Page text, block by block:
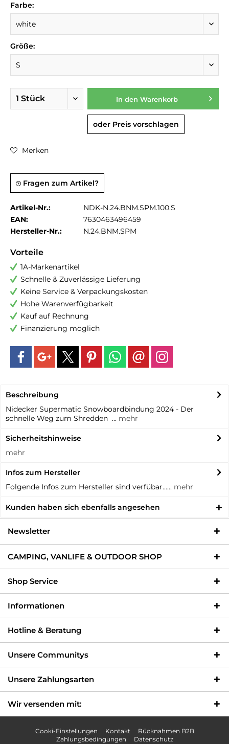
Farbe:
Größe:
In den Warenkorb
oder Preis vorschlagen
Merken
Fragen zum Artikel?
Artikel-Nr.:
NDK-N.24.BNM.SPM.100.S
EAN:
7630463496459
Hersteller-Nr.:
N.24.BNM.SPM
Vorteile
1A-Markenartikel
Schnelle & Zuverlässige Lieferung
Keine Service & Verpackungskosten
Hohe Warenverfügbarkeit
Kauf auf Rechnung
Finanzierung möglich
Beschreibung
Nidecker Supermatic Snowboardbindung 2024 - Der
schnelle Weg zum Shredden ... mehr
Sicherheitshinweise
mehr
Infos zum Hersteller
Folgende Infos zum Hersteller sind verfübar...... mehr
Kunden haben sich ebenfalls angesehen
Newsletter
CAMPING, VANLIFE & OUTDOOR SHOP
Shop Service
Informationen
Hotline & Beratung
Unsere Communitys
Unsere Zahlungsarten
Wir versenden mit:
Cooki-Einstellungen Kontakt
Rücknahmen B2B
Zahlungsbedingungen
Datenschutz